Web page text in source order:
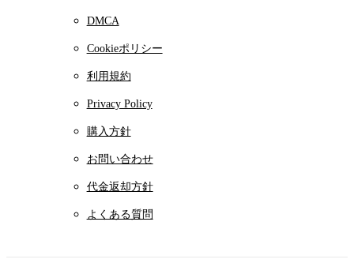
DMCA
Cookieポリシー
利用規約
Privacy Policy
購入方針
お問い合わせ
代金返却方針
よくある質問